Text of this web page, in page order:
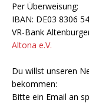
Per Überweisung:
IBAN: DE03 8306
VR-Bank
Altona e.V.
Du willst unseren
bekommen:
Bitte ein Email an